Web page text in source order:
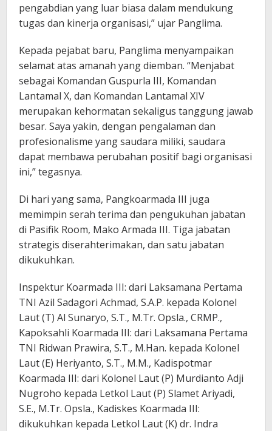
pengabdian yang luar biasa dalam mendukung
tugas dan kinerja organisasi,” ujar Panglima.
Kepada pejabat baru, Panglima menyampaikan
selamat atas amanah yang diemban. “Menjabat
sebagai Komandan Guspurla III, Komandan
Lantamal X, dan Komandan Lantamal XIV
merupakan kehormatan sekaligus tanggung jawab
besar. Saya yakin, dengan pengalaman dan
profesionalisme yang saudara miliki, saudara
dapat membawa perubahan positif bagi organisasi
ini,” tegasnya.
Di hari yang sama, Pangkoarmada III juga
memimpin serah terima dan pengukuhan jabatan
di Pasifik Room, Mako Armada III. Tiga jabatan
strategis diserahterimakan, dan satu jabatan
dikukuhkan.
Inspektur Koarmada III: dari Laksamana Pertama
TNI Azil Sadagori Achmad, S.A.P. kepada Kolonel
Laut (T) Al Sunaryo, S.T., M.Tr. Opsla., CRMP.,
Kapoksahli Koarmada III: dari Laksamana Pertama
TNI Ridwan Prawira, S.T., M.Han. kepada Kolonel
Laut (E) Heriyanto, S.T., M.M., Kadispotmar
Koarmada III: dari Kolonel Laut (P) Murdianto Adji
Nugroho kepada Letkol Laut (P) Slamet Ariyadi,
S.E., M.Tr. Opsla., Kadiskes Koarmada III:
dikukuhkan kepada Letkol Laut (K) dr. Indra